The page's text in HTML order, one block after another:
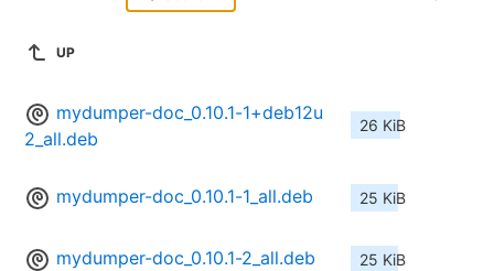
UP
mydumper-doc_0.10.1-1+deb12u
2_all.deb
26 KiB
mydumper-doc_0.10.1-1_all.deb 25 KiB
mydumper-doc_0.10.1-2_all.deb 25 KiB